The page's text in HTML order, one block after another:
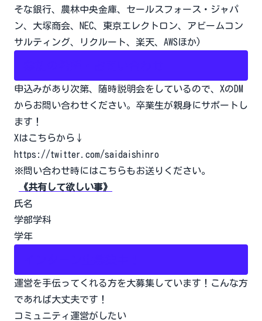
そな銀行、農林中央金庫、セールスフォース・ジャパ
ン、大塚商会、NEC、東京エレクトロン、アビームコン
サルティング、リクルート、楽天、AWSほか)
申込みがあり次第、随時説明会をしているので、XのDM
からお問い合わせください。卒業生が親身にサポートし
ます！
Xはこちらから↓
https://twitter.com/saidaishinro
※問い合わせ時にはこちらもお送りください。
《共有して欲しい事》
氏名
学部学科
学年
運営を手伝ってくれる方を大募集しています！こんな方
であれば大丈夫です！
コミュニティ運営がしたい